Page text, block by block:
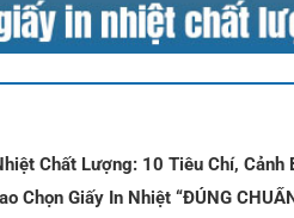
Chất Lượng: 10 Tiêu Chí, Cảnh
Chọn Giấy In Nhiệt “ĐÚNG